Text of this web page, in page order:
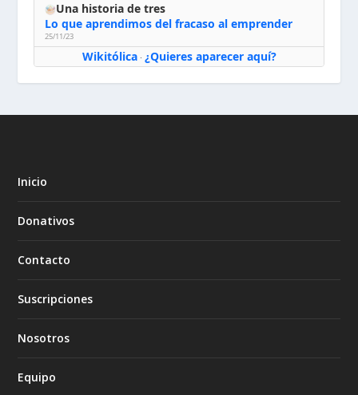
Una historia de tres
Lo que aprendimos del fracaso al emprender
25/11/23
Wikitólica· ¿Quieres aparecer aquí?
Inicio
Donativos
Contacto
Suscripciones
Nosotros
Equipo